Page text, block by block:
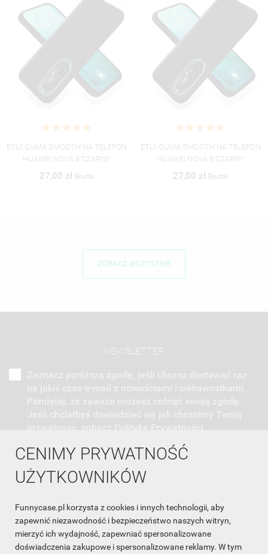
CENIMY PRYWATNOŚĆ
UŻYTKOWNIKÓW
Funnycase.pl korzysta z cookies i innych technologii, aby
zapewnić niezawodność i bezpieczeństwo naszych witryn,
mierzyć ich wydajność, zapewniać spersonalizowane
doświadczenia zakupowe i spersonalizowane reklamy. W tym
ETUI GUMA SMOOTH NA TELEFON
HUAWEI NOVA 8 CZARNY
27,00 zł Brutto
ETUI GUMA SMOOTH NA TELEFON
HUAWEI NOVA 8 CZARNY
27,00 zł Brutto
ZOBACZ WSZYSTKIE
NEWSLETTER
INFORMACJA O SKLEPIE
INFORMACJE